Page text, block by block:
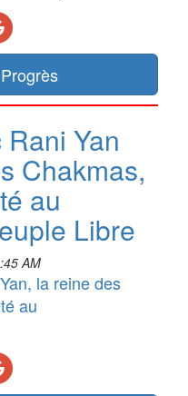
Yan
Chakmas,
au
Libre
AM
la reine des
au